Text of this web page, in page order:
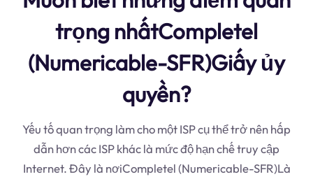
trọng nhấtCompletel
(Numericable-SFR)Giấy ủy
quyền?
Yếu tố quan trọng làm cho một ISP cụ thể trở nên hấp
dẫn hơn các ISP khác là mức độ hạn chế truy cập
Internet. Đây là nơiCompletel (Numericable-SFR)Là